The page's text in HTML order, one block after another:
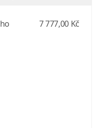
7 777,00 Kč